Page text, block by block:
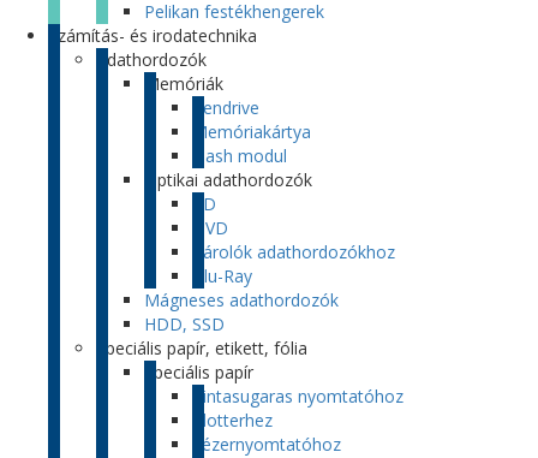
Pelikan festékhengerek
Számítás- és irodatechnika
Adathordozók
Memóriák
Pendrive
Memóriakártya
Flash modul
Optikai adathordozók
CD
DVD
Tárolók adathordozókhoz
Blu-Ray
Mágneses adathordozók
HDD, SSD
Speciális papír, etikett, fólia
Speciális papír
Tintasugaras nyomtatóhoz
Plotterhez
Lézernyomtatóhoz